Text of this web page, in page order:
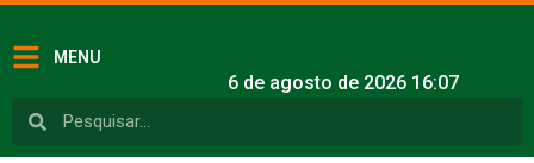
MENU
6 de agosto de 2026 16:07